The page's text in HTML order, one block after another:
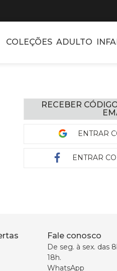
COLEÇÕES ADULTO
RECEBER
ENTRAR
ENTRAR
Fale conosco
De seg. à sex. das
18h.
WhatsApp